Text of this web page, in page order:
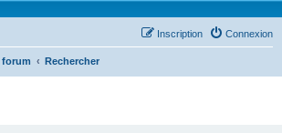
Connexion
Inscription
Rechercher